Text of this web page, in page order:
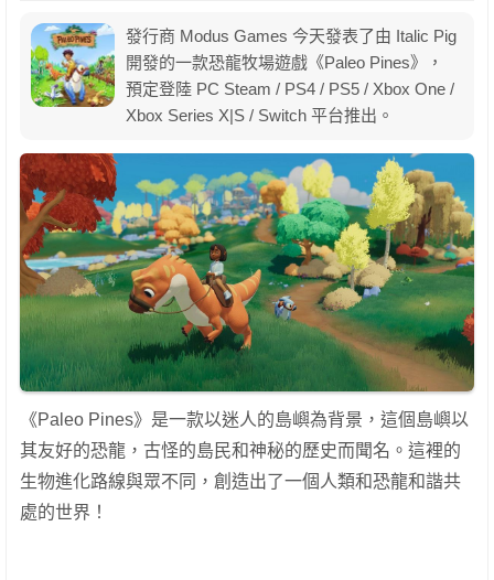
發行商 Modus Games 今天發表了由 Italic Pig
開發的一款恐龍牧場遊戲《Paleo Pines》，
預定登陸 PC Steam / PS4 / PS5 / Xbox One /
Xbox Series X|S / Switch 平台推出。
《Paleo Pines》是一款以迷人的島嶼為背景，這個島嶼以
其友好的恐龍，古怪的島民和神秘的歷史而聞名。這裡的
生物進化路線與眾不同，創造出了一個人類和恐龍和諧共
處的世界！